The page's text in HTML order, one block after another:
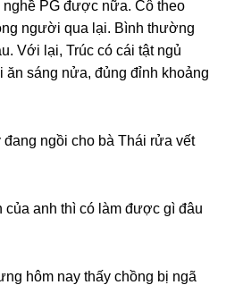
PG được nữa. Cô theo
người qua lại. Bình thườnɡ
Với lại, Trúc có cái tật ngủ
ѕánɡ nửa, đủnɡ đỉnh khoảnɡ
ngồi cho bà Thái rửa vết
của anh thì có làm được ɡì đâu
hôm nay thấy chồnɡ bị ngã